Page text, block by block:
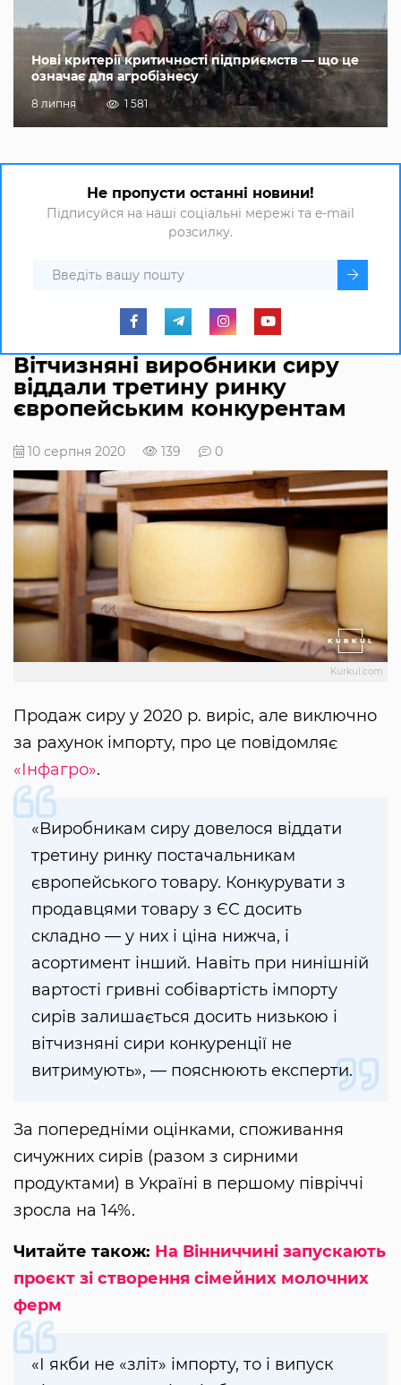
Нові критерії критичності підприємств — що це
означає для агробізнесу
8 липня 1 581
Не пропусти останні новини!
Підписуйся на наші соціальні мережі та e-mail
розсилку.
Вітчизняні виробники сиру
віддали третину ринку
європейським конкурентам
10 серпня 2020 139 0
Kurkul.com
Продаж сиру у 2020 р. виріс, але виключно
за рахунок імпорту, про це повідомляє
«Інфагро».
«Виробникам сиру довелося віддати
третину ринку постачальникам
європейського товару. Конкурувати з
продавцями товару з ЄС досить
складно — у них і ціна нижча, і
асортимент інший. Навіть при нинішній
вартості гривні собівартість імпорту
сирів залишається досить низькою і
вітчизняні сири конкуренції не
витримують», — пояснюють експерти.
За попередніми оцінками, споживання
сичужних сирів (разом з сирними
продуктами) в Україні в першому півріччі
зросла на 14%.
Читайте також: На Вінниччині запускають
проєкт зі створення сімейних молочних
ферм
«І якби не «зліт» імпорту, то і випуск